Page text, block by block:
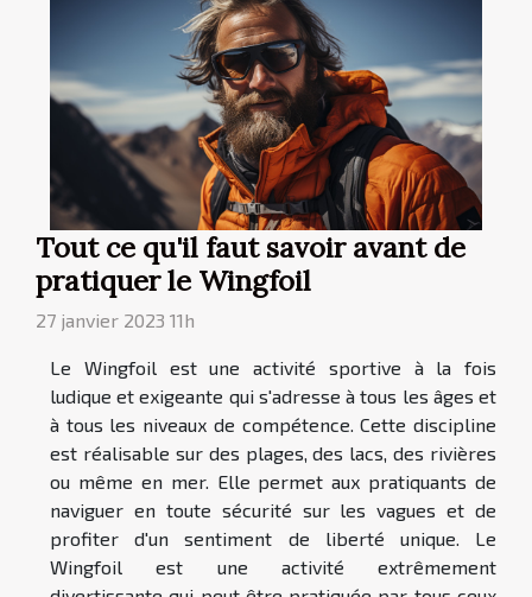
Tout ce qu'il faut savoir avant de
pratiquer le Wingfoil
27 janvier 2023 11h
Le Wingfoil est une activité sportive à la fois
ludique et exigeante qui s'adresse à tous les âges et
à tous les niveaux de compétence. Cette discipline
est réalisable sur des plages, des lacs, des rivières
ou même en mer. Elle permet aux pratiquants de
naviguer en toute sécurité sur les vagues et de
profiter d'un sentiment de liberté unique. Le
Wingfoil est une activité extrêmement